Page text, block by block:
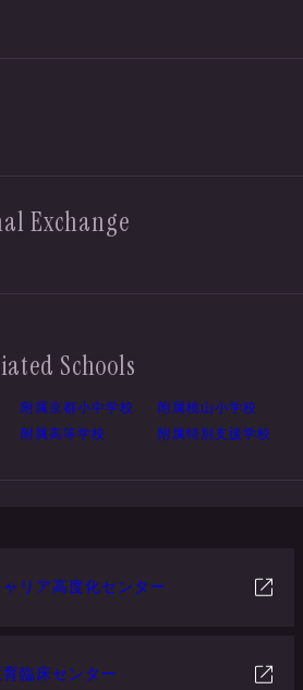
Exchange
Schools
附属京都小中学校
附属桃山小学校
附属高等学校 附属特別支援学校
リア高度化センター
臨床センター